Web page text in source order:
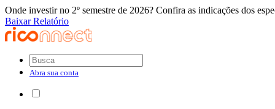
Onde investir no 2º semestre de 2026? Confira as indicações dos
Baixar Relatório
Abra sua conta